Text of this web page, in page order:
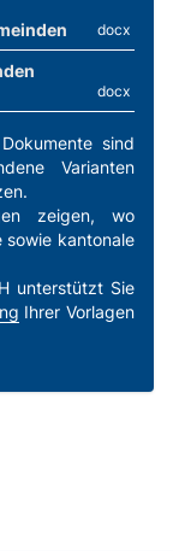
docx
docx
sind
Varianten
zeigen, wo
sowie kantonale
unterstützt Sie
Ihrer Vorlagen